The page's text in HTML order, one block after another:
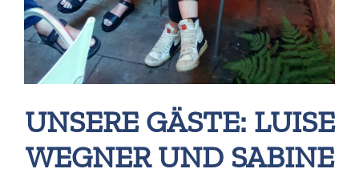
UNSERE GÄSTE: LUISE
WEGNER UND SABINE